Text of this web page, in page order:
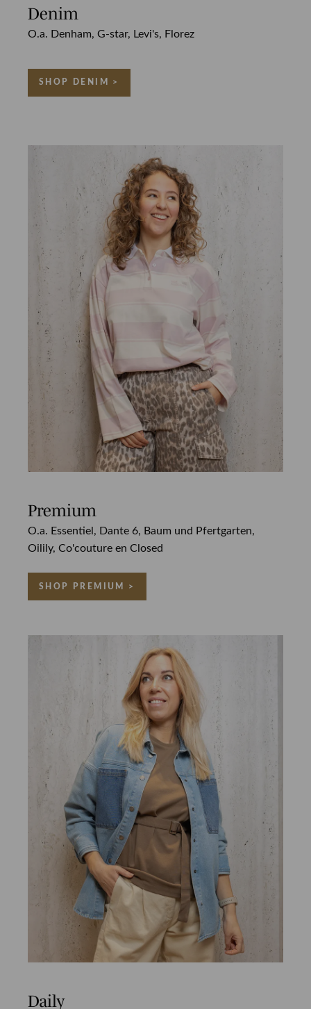
Denim
O.a. Denham, G-star, Levi's, Florez
SHOP DENIM >
Premium
O.a. Essentiel, Dante 6, Baum und Pfertgarten,
Oilily, Co'couture en Closed
SHOP PREMIUM >
Daily